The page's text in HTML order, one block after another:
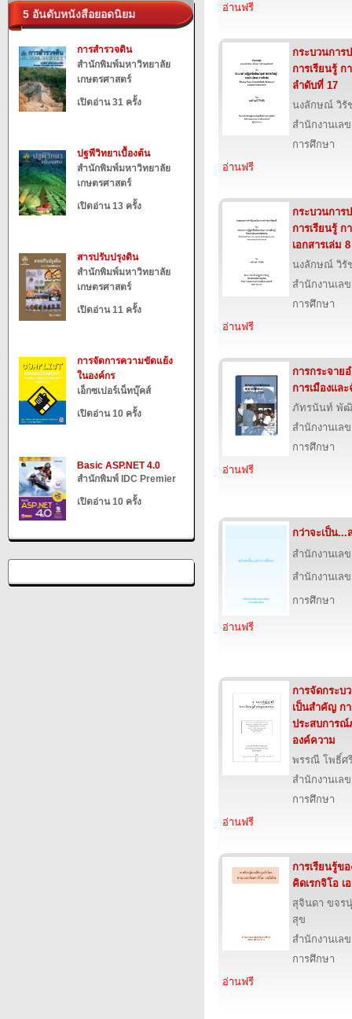
5 อันดับหนังสือยอดนิยม
การสำรวจดิน
สำนักพิมพ์มหาวิทยาลัย
เกษตรศาสตร์
เปิดอ่าน 31 ครั้ง
ปฐพีวิทยาเบื้องต้น
สำนักพิมพ์มหาวิทยาลัย
เกษตรศาสตร์
เปิดอ่าน 13 ครั้ง
สารปรับปรุงดิน
สำนักพิมพ์มหาวิทยาลัย
เกษตรศาสตร์
เปิดอ่าน 11 ครั้ง
การจัดการความขัดแย้ง
ในองค์กร
เอ็กซเปอร์เน็ทบุ๊คส์
เปิดอ่าน 10 ครั้ง
Basic ASP.NET 4.0
สำนักพิมพ์ IDC Premier
เปิดอ่าน 10 ครั้ง
อ่านฟรี
กระบวนกา
การเรียนรู้ ก
ลำดับที่ 17
นงลักษณ์ วิรั
สำนักงานเล
การศึกษา
อ่านฟรี
กระบวนกา
การเรียนรู้ ก
เอกสารเล่ม 8
นงลักษณ์ วิรั
สำนักงานเล
การศึกษา
อ่านฟรี
การกระจาย
การเมืองแล
ภัทรนันท์ พั
สำนักงานเล
การศึกษา
อ่านฟรี
กว่าจะเป็น...
สำนักงานเล
สำนักงานเล
การศึกษา
อ่านฟรี
การจัดกระบ
เป็นสำคัญ ก
ประสบการ
องค์ความ
พรรณี โพธิ์ศ
สำนักงานเล
การศึกษา
อ่านฟรี
การเรียนรู้ข
คิดเรกจิโอ เ
สุจินดา ขจร
สุข
สำนักงานเล
การศึกษา
อ่านฟรี